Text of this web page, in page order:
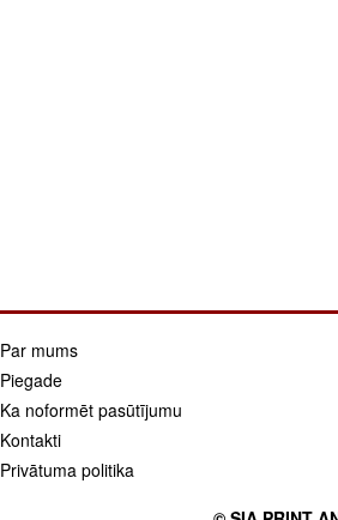
Par mums
Piegade
Ka noformēt pasūtījumu
Kontakti
Privātuma politika